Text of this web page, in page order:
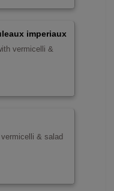
imperiaux
vermicelli &
& salad